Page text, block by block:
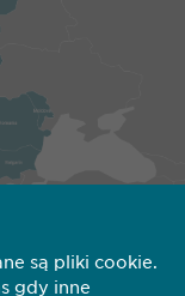
są pliki cookie.
gdy inne